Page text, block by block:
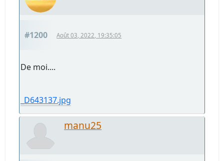
#1200 Août 03, 2022, 19:35:05
De moi....
_D643137.jpg
manu25